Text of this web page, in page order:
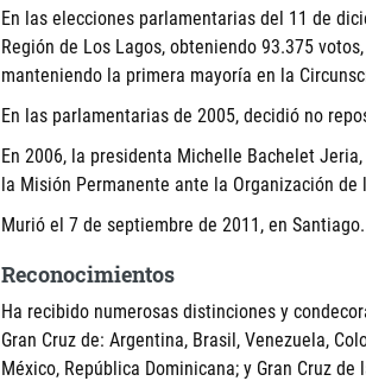
En las elecciones parlamentarias del 11 de
Región de Los Lagos, obteniendo 93.375
manteniendo la primera mayoría en la
En las parlamentarias de 2005, decidió no
En 2006, la presidenta Michelle Bachelet
la Misión Permanente ante la Organización
Murió el 7 de septiembre de 2011, en Santiago.
Reconocimientos
Ha recibido numerosas distinciones y
Gran Cruz de: Argentina, Brasil, Venezuela,
México, República Dominicana; y Gran Cruz de